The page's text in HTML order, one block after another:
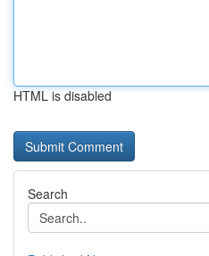
HTML is disabled
Search